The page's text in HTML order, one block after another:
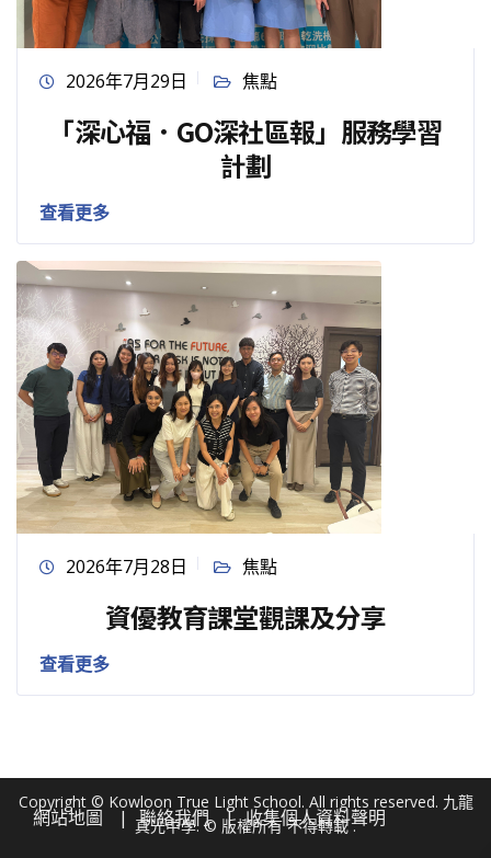
2026年7月29日 焦點
「深心福．GO深社區報」服務學習
計劃
查看更多
2026年7月28日 焦點
資優教育課堂觀課及分享
查看更多
網站地圖 聯絡我們 收集個人資料聲明
Copyright © Kowloon True Light School. All rights reserved. 九龍
真光中學. © 版權所有 不得轉載 .